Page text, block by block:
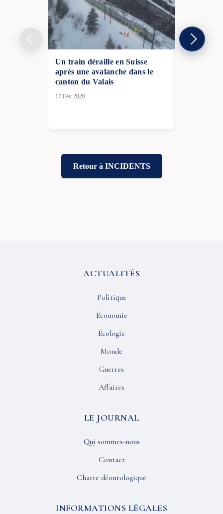
Un train déraille en Suisse
après une avalanche dans le
canton du Valais
17 Fév 2026
Retour à INCIDENTS
ACTUALITÉS
Politique
Économie
Écologie
Monde
Guerres
Affaires
LE JOURNAL
Qui sommes-nous
Contact
Charte déontologique
INFORMATIONS LÉGALES